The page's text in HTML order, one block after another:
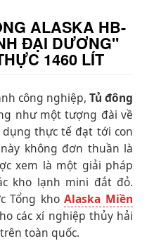
ALASKA HB-
ĐẠI DƯƠNG"
1460 LÍT
công nghiệp, Tủ đông
như một tượng đài về
dụng thực tế đạt tới con
không đơn thuần là
xem là một giải pháp
kho lạnh mini đắt đỏ.
Tổng khoAlaska Miền
các xí nghiệp thủy hải
toàn quốc.